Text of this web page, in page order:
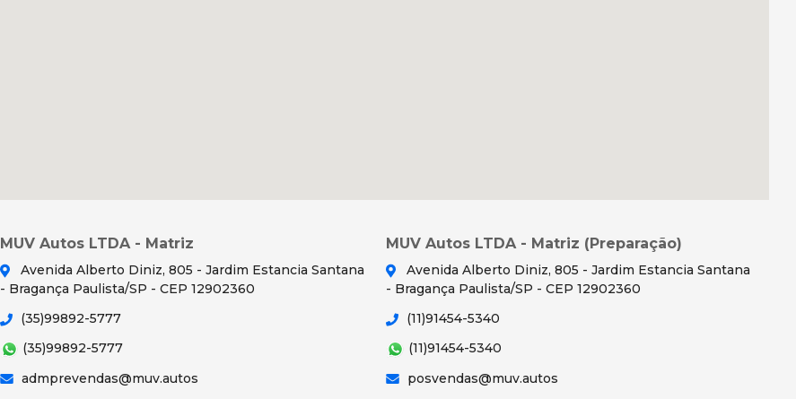
MUV Autos LTDA - Matriz
Avenida Alberto Diniz, 805 - Jardim Estancia Santana
- Bragança Paulista/SP - CEP 12902360
(35)99892-5777
(35)99892-5777
admprevendas@muv.autos
MUV Autos LTDA - Matriz (Preparação)
Avenida Alberto Diniz, 805 - Jardim Estancia Santana
- Bragança Paulista/SP - CEP 12902360
(11)91454-5340
(11)91454-5340
posvendas@muv.autos